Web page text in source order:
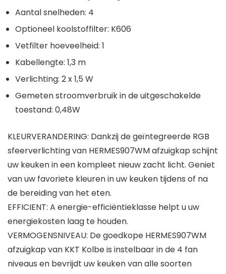
Aantal snelheden: 4
Optioneel koolstoffilter: K606
Vetfilter hoeveelheid: 1
Kabellengte: 1,3 m
Verlichting: 2 x 1,5 W
Gemeten stroomverbruik in de uitgeschakelde
toestand: 0,48W
KLEURVERANDERING: Dankzij de geïntegreerde RGB
sfeerverlichting van HERMES907WM afzuigkap schijnt
uw keuken in een kompleet nieuw zacht licht. Geniet
van uw favoriete kleuren in uw keuken tijdens of na
de bereiding van het eten.
EFFICIENT: A energie-efficiëntieklasse helpt u uw
energiekosten laag te houden.
VERMOGENSNIVEAU: De goedkope HERMES907WM
afzuigkap van KKT Kolbe is instelbaar in de 4 fan
niveaus en bevrijdt uw keuken van alle soorten